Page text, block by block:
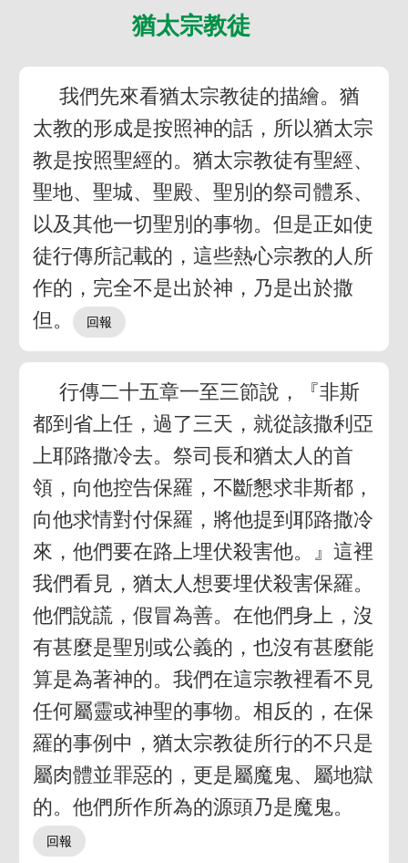
猶太宗教徒
我們先來看猶太宗教徒的描繪。猶
太教的形成是按照神的話，所以猶太宗
教是按照聖經的。猶太宗教徒有聖經、
聖地、聖城、聖殿、聖別的祭司體系、
以及其他一切聖別的事物。但是正如使
徒行傳所記載的，這些熱心宗教的人所
作的，完全不是出於神，乃是出於撒
但。
行傳二十五章一至三節說，『非斯
都到省上任，過了三天，就從該撒利亞
上耶路撒冷去。祭司長和猶太人的首
領，向他控告保羅，不斷懇求非斯都，
向他求情對付保羅，將他提到耶路撒冷
來，他們要在路上埋伏殺害他。』這裡
我們看見，猶太人想要埋伏殺害保羅。
他們說謊，假冒為善。在他們身上，沒
有甚麼是聖別或公義的，也沒有甚麼能
算是為著神的。我們在這宗教裡看不見
任何屬靈或神聖的事物。相反的，在保
羅的事例中，猶太宗教徒所行的不只是
屬肉體並罪惡的，更是屬魔鬼、屬地獄
的。他們所作所為的源頭乃是魔鬼。